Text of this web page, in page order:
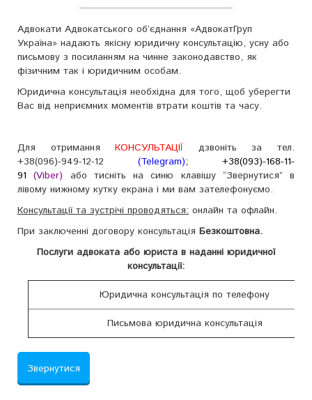
Адвокати Адвокатського об’єднання «АдвокатГруп
Україна» надають якісну юридичну консультацію, усну або
письмову з посиланням на чинне законодавство, як
фізичним так і юридичним особам.
Юридична консультація необхідна для того, щоб уберегти
Вас від неприємних моментів втрати коштів та часу.
Для отриманняКОНСУЛЬТАЦІЇ дзвоніть за тел.
+38(096)-949-12-12 (Telegram); +38(093)-168-11-
91 (Viber) або тисніть на синю клавішу “Звернутися” в
лівому нижному кутку екрана і ми вам зателефонуємо.
Консультації та зустрічі проводяться: онлайн та офлайн.
При заключенні договору консультація Безкоштовна.
Послуги адвоката або юриста в наданні юридичної
консультації:
Юридична консультація по телефону
Письмова юридична консультація
Звернутися